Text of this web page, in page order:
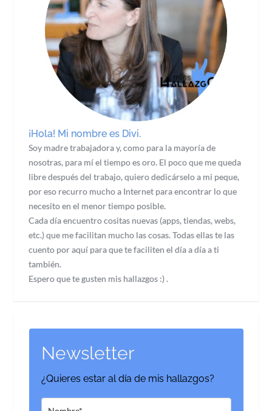
¡Hola! Mi nombre es Divi.
Soy madre trabajadora y, como para la mayoría de
nosotras, para mí el tiempo es oro. El poco que me queda
libre después del trabajo, quiero dedicárselo a mi peque,
por eso recurro mucho a Internet para encontrar lo que
necesito en el menor tiempo posible.
Cada día encuentro cositas nuevas (apps, tiendas, webs,
etc.) que me facilitan mucho las cosas. Todas ellas te las
cuento por aquí para que te faciliten el día a día a ti
también.
Espero que te gusten mis hallazgos :) .
Newsletter
¿Quieres estar al día de mis hallazgos?